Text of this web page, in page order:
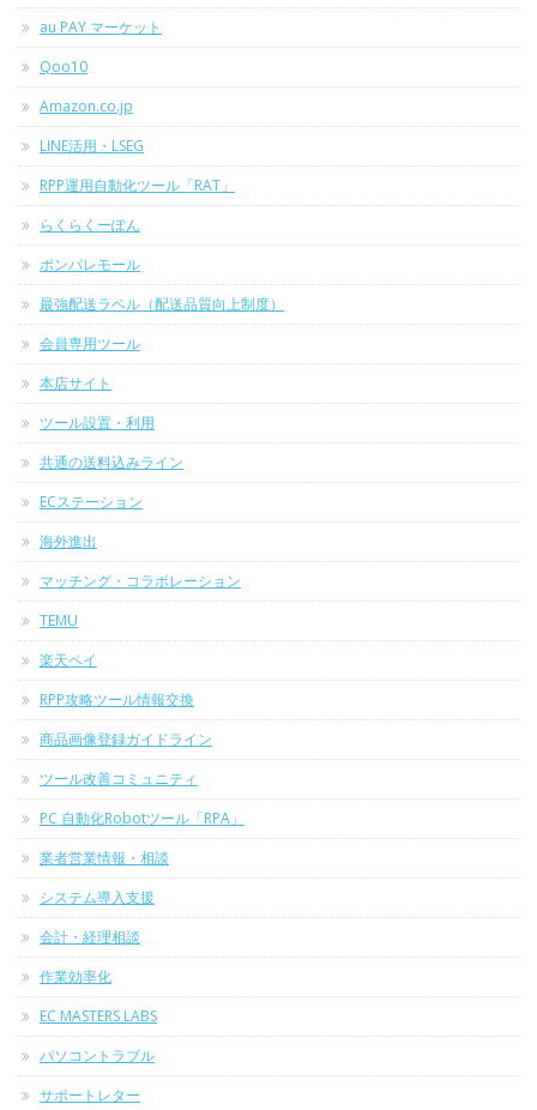
au PAY マーケット
Qoo10
Amazon.co.jp
LINE活用・LSEG
RPP運用自動化ツール「RAT」
らくらくーぽん
ポンパレモール
最強配送ラベル（配送品質向上制度）
会員専用ツール
本店サイト
ツール設置・利用
共通の送料込みライン
ECステーション
海外進出
マッチング・コラボレーション
TEMU
楽天ペイ
RPP攻略ツール情報交換
商品画像登録ガイドライン
ツール改善コミュニティ
PC 自動化Robotツール「RPA」
業者営業情報・相談
システム導入支援
会計・経理相談
作業効率化
EC MASTERS LABS
パソコントラブル
サポートレター